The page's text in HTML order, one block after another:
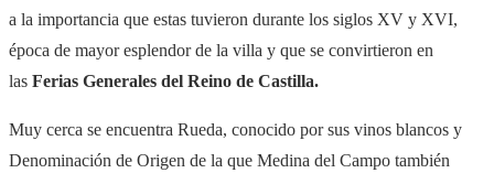
a la importancia que estas tuvieron durante los siglos XV y XVI,
época de mayor esplendor de la villa y que se convirtieron en
las Ferias Generales del Reino de Castilla.
Muy cerca se encuentra Rueda, conocido por sus vinos blancos y
Denominación de Origen de la que Medina del Campo también